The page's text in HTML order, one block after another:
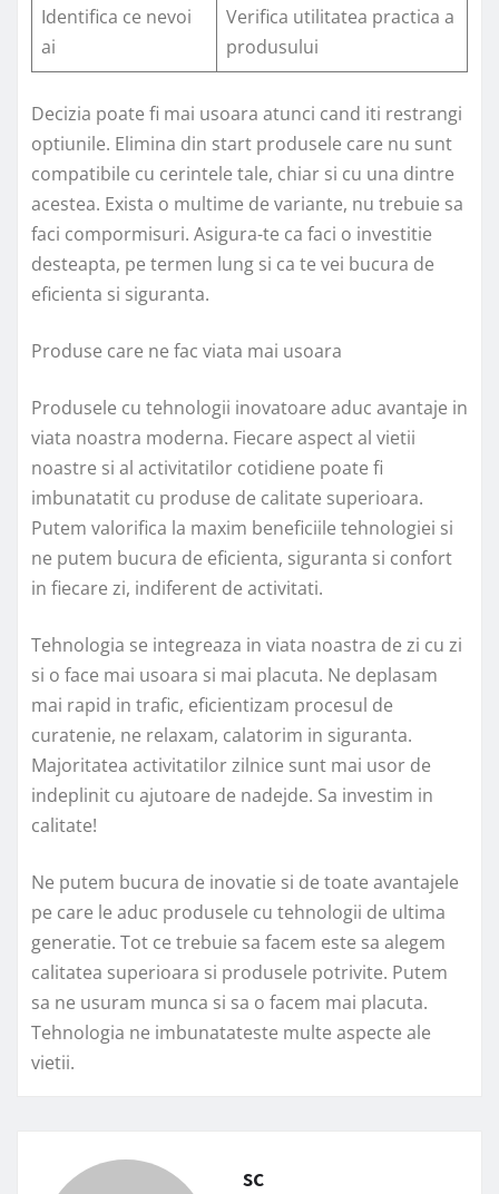
Identifica ce nevoi
ai
Verifica utilitatea practica a
produsului
Decizia poate fi mai usoara atunci cand iti restrangi
optiunile. Elimina din start produsele care nu sunt
compatibile cu cerintele tale, chiar si cu una dintre
acestea. Exista o multime de variante, nu trebuie sa
faci compormisuri. Asigura-te ca faci o investitie
desteapta, pe termen lung si ca te vei bucura de
eficienta si siguranta.
Produse care ne fac viata mai usoara
Produsele cu tehnologii inovatoare aduc avantaje in
viata noastra moderna. Fiecare aspect al vietii
noastre si al activitatilor cotidiene poate fi
imbunatatit cu produse de calitate superioara.
Putem valorifica la maxim beneficiile tehnologiei si
ne putem bucura de eficienta, siguranta si confort
in fiecare zi, indiferent de activitati.
Tehnologia se integreaza in viata noastra de zi cu zi
si o face mai usoara si mai placuta. Ne deplasam
mai rapid in trafic, eficientizam procesul de
curatenie, ne relaxam, calatorim in siguranta.
Majoritatea activitatilor zilnice sunt mai usor de
indeplinit cu ajutoare de nadejde. Sa investim in
calitate!
Ne putem bucura de inovatie si de toate avantajele
pe care le aduc produsele cu tehnologii de ultima
generatie. Tot ce trebuie sa facem este sa alegem
calitatea superioara si produsele potrivite. Putem
sa ne usuram munca si sa o facem mai placuta.
Tehnologia ne imbunatateste multe aspecte ale
vietii.
sc